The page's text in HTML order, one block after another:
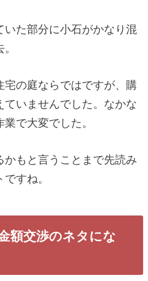
いた部分に小石がかなり混
宅の庭ならではですが、購
ていませんでした。なかな
で大変でした。
かもと言うことまで先読み
すね。
額交渉のネタにな